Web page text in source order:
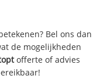
Bel ons dan
de mogelijkheden
offerte of advies